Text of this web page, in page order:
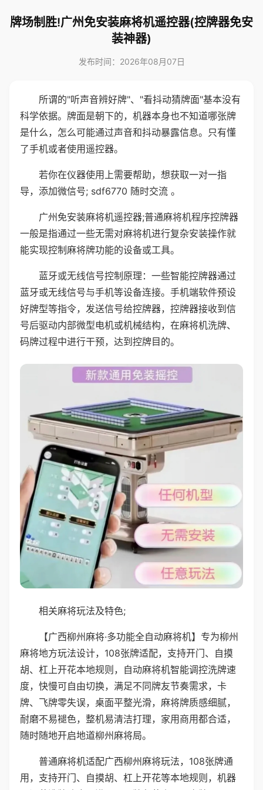
牌场制胜!广州免安装麻将机遥控器(控牌器免安
装神器)
发布时间：2026年08月07日
所谓的"听声音辨好牌"、"看抖动猜牌面"基本没有
科学依据。牌面是朝下的，机器本身也不知道哪张牌
是什么，怎么可能通过声音和抖动暴露信息。只有懂
了手机或者使用遥控器。
若你在仪器使用上需要帮助，想获取一对一指
导，添加微信号; sdf6770 随时交流 。
广州免安装麻将机遥控器;普通麻将机程序控牌器
一般是指通过一些无需对麻将机进行复杂安装操作就
能实现控制麻将牌功能的设备或工具。
蓝牙或无线信号控制原理：一些智能控牌器通过
蓝牙或无线信号与手机等设备连接。手机端软件预设
好牌型等指令，发送信号给控牌器，控牌器接收到信
号后驱动内部微型电机或机械结构，在麻将机洗牌、
码牌过程中进行干预，达到控牌目的。
相关麻将玩法及特色;
【广西柳州麻将·多功能全自动麻将机】专为柳州
麻将地方玩法设计，108张牌适配，支持开门、自摸
胡、杠上开花本地规则，自动麻将机智能调控洗牌速
度，快慢可自由切换，满足不同牌友节奏需求，卡
牌、飞牌零失误，桌面平整光滑，麻将牌质感细腻，
耐磨不易褪色，整机易清洁打理，家用商用都合适，
随时随地开启地道柳州麻将局。
普通麻将机适配广西柳州麻将玩法，108张牌通
用，支持开门、自摸胡、杠上开花等本地规则，机器